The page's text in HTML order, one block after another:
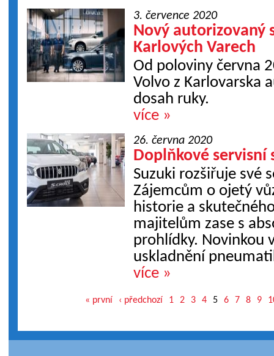
3. července 2020
Nový autorizovaný
Karlových Varech
Od poloviny června
Volvo z Karlovarska
dosah ruky.
více »
26. června 2020
Doplňkové servisní
Suzuki rozšiřuje své
Zájemcům o ojetý
historie a
majitelům zase s
prohlídky. Novinkou
uskladnění
více »
« první ‹ předchozí 1 2 3 4 5 6 7 8 9